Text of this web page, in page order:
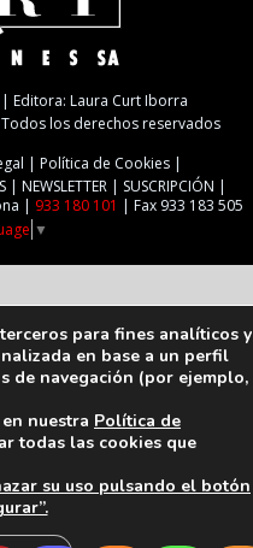
Editora: Laura Curt Iborra
Todos los derechos reservados
Política de Cookies
NEWSLETTER
SUSCRIPCIÓN
| 933 180 101 | Fax 933 183 505
▼
para fines analíticos y
en base a un perfil
de navegación (por ejemplo,
nuestra Política de
todas las cookies que
su uso pulsando el botón